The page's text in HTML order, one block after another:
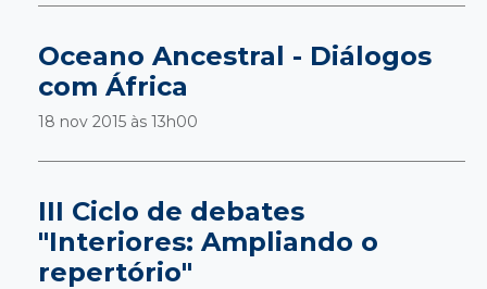
Oceano Ancestral - Diálogos
com África
18 nov 2015 às 13h00
III Ciclo de debates
"Interiores: Ampliando o
repertório"